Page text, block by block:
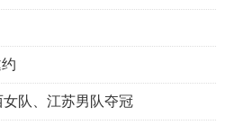
队、江苏男队夺冠